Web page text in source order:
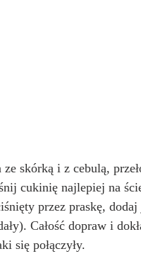
skórką i z cebulą,
cukinię najlepiej na
przez praskę,
Całość dopraw i
się połączyły.